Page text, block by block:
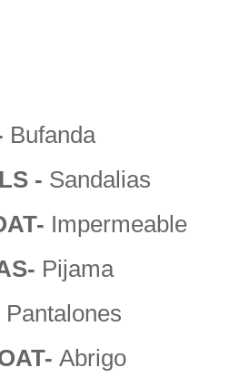
Bufanda
- Sandalias
Impermeable
Pijama
Pantalones
Abrigo